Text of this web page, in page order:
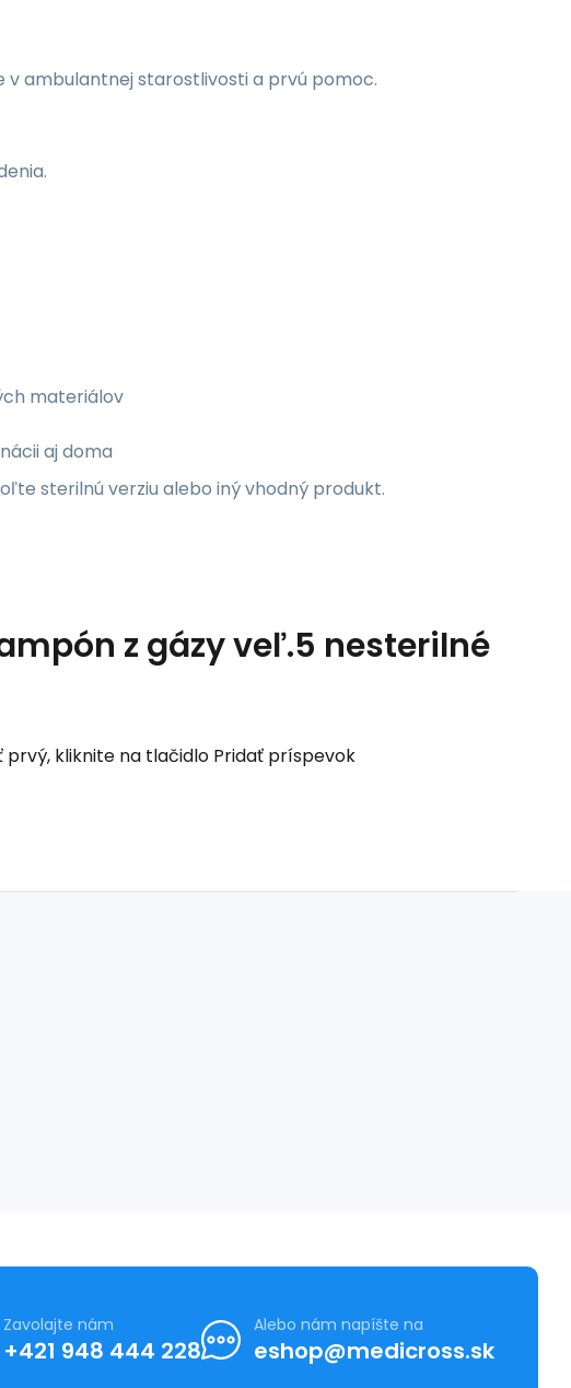
v ambulantnej starostlivosti a prvú pomoc.
materiálov
aj doma
sterilnú verziu alebo iný vhodný produkt.
z gázy veľ.5 nesterilné
kliknite na tlačidlo Pridať príspevok
Zavolajte nám
+421 948 444 228
Alebo nám napíšte na
eshop@medicross.sk